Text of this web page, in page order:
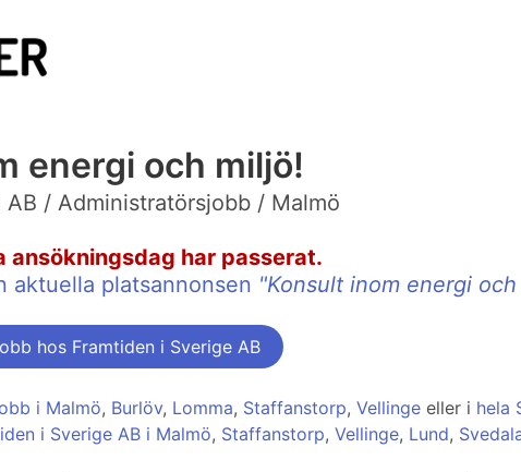
energi och miljö!
/ Administratörsjobb / Malmö
ansökningsdag har passerat.
aktuella platsannonsen "Konsult inom energi
hos Framtiden i Sverige AB
i Malmö, Burlöv, Lomma, Staffanstorp, Vellinge eller i hela
i Sverige AB i Malmö, Staffanstorp, Vellinge, Lund,